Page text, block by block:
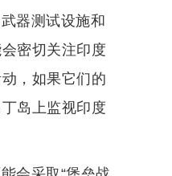
器测试设施和
密切关注印度
，如果它们的
岛上监视印度